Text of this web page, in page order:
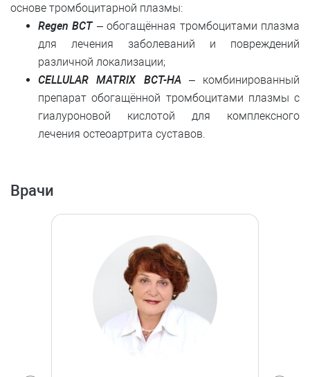
основе тромбоцитарной плазмы:
Regen BCT– обогащённая тромбоцитами плазма
для лечения заболеваний и повреждений
различной локализации;
CELLULAR MATRIX BCT-HA – комбинированный
препарат обогащённой тромбоцитами плазмы с
гиалуроновой кислотой для комплексного
лечения остеоартрита суставов.
Врачи